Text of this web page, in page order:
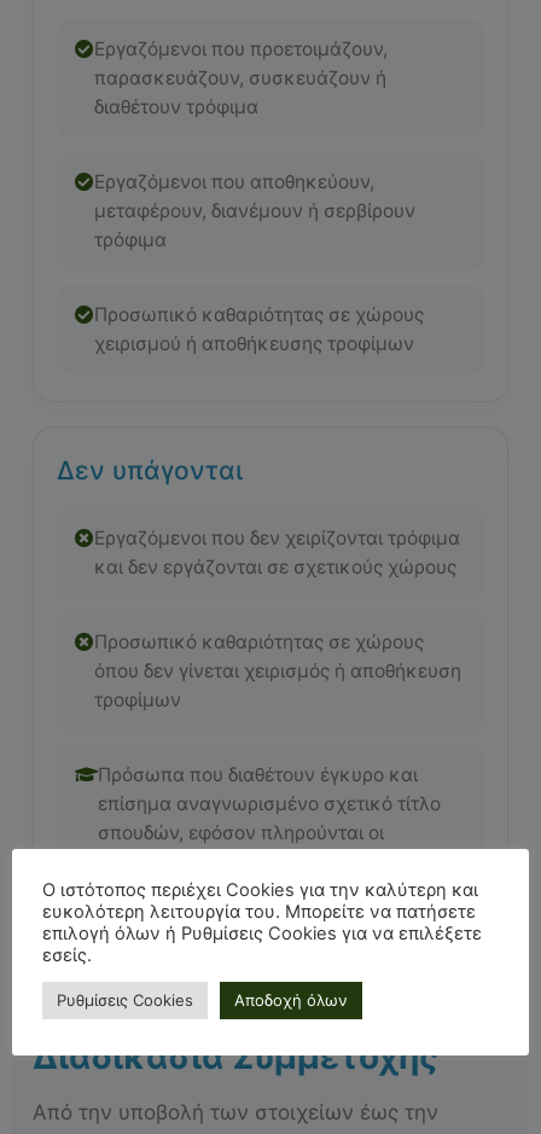
Εργαζόμενοι που προετοιμάζουν,
παρασκευάζουν, συσκευάζουν ή
διαθέτουν τρόφιμα
Εργαζόμενοι που αποθηκεύουν,
μεταφέρουν, διανέμουν ή σερβίρουν
τρόφιμα
Προσωπικό καθαριότητας σε χώρους
χειρισμού ή αποθήκευσης τροφίμων
Δεν υπάγονται
Εργαζόμενοι που δεν χειρίζονται τρόφιμα
και δεν εργάζονται σε σχετικούς χώρους
Προσωπικό καθαριότητας σε χώρους
όπου δεν γίνεται χειρισμός ή αποθήκευση
τροφίμων
Πρόσωπα που διαθέτουν έγκυρο και
επίσημα αναγνωρισμένο σχετικό τίτλο
σπουδών, εφόσον πληρούνται οι
Διαδικασία Συμμετοχής
Από την υποβολή των στοιχείων έως την
Ο ιστότοπος περιέχει Cookies για την καλύτερη και
ευκολότερη λειτουργία του. Μπορείτε να πατήσετε
επιλογή όλων ή Ρυθμίσεις Cookies για να επιλέξετε
εσείς.
Ρυθμίσεις Cookies Αποδοχή όλων